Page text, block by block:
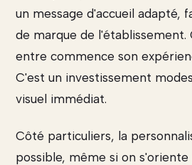
un message d'accueil adapté,
de marque de l'établissement.
entre commence son
C'est un investissement
visuel immédiat.
Côté particuliers, la
possible, même si on